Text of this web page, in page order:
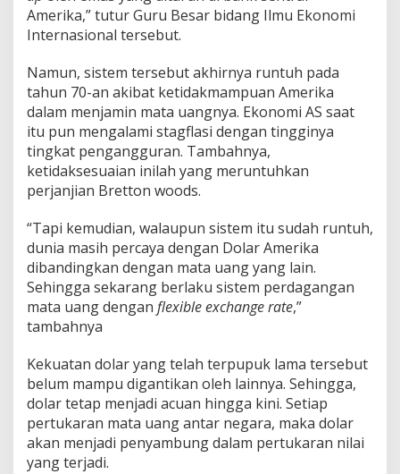
Amerika,” tutur Guru Besar bidang Ilmu Ekonomi
Internasional tersebut.
Namun, sistem tersebut akhirnya runtuh pada
tahun 70-an akibat ketidakmampuan Amerika
dalam menjamin mata uangnya. Ekonomi AS saat
itu pun mengalami stagflasi dengan tingginya
tingkat pengangguran. Tambahnya,
ketidaksesuaian inilah yang meruntuhkan
perjanjian Bretton woods.
“Tapi kemudian, walaupun sistem itu sudah runtuh,
dunia masih percaya dengan Dolar Amerika
dibandingkan dengan mata uang yang lain.
Sehingga sekarang berlaku sistem perdagangan
mata uang dengan flexible exchange rate,”
tambahnya
Kekuatan dolar yang telah terpupuk lama tersebut
belum mampu digantikan oleh lainnya. Sehingga,
dolar tetap menjadi acuan hingga kini. Setiap
pertukaran mata uang antar negara, maka dolar
akan menjadi penyambung dalam pertukaran nilai
yang terjadi.